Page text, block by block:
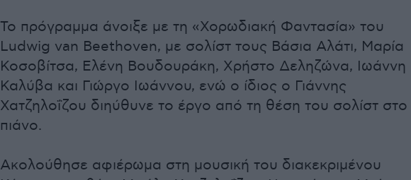
Το πρόγραμμα άνοιξε με τη «Χορωδιακή Φαντασία» του
Ludwig van Beethoven, με σολίστ τους Βάσια Αλάτι, Μαρία
Κοσοβίτσα, Ελένη Βουδουράκη, Χρήστο Δεληζώνα, Ιωάννη
Καλύβα και Γιώργο Ιωάννου, ενώ ο ίδιος ο Γιάννης
Χατζηλοΐζου διηύθυνε το έργο από τη θέση του σολίστ στο
πιάνο.
Ακολούθησε αφιέρωμα στη μουσική του διακεκριμένου